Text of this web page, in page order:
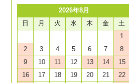
2026年8月
日
月 火 水 木 金
土
1
2
3 4 5 6 7
8
9
10 11 12 13 14
15
16
17 18 19 20 21
22